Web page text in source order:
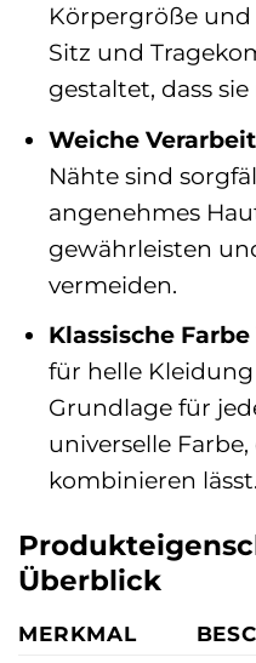
Körpergröße
Sitz und
gestaltet, dass
Weiche
Nähte sind
angenehmes
gewährleisten
vermeiden.
Klassische Farbe
für helle
Grundlage für
universelle
kombinieren lässt.
Überblick
MERKMAL